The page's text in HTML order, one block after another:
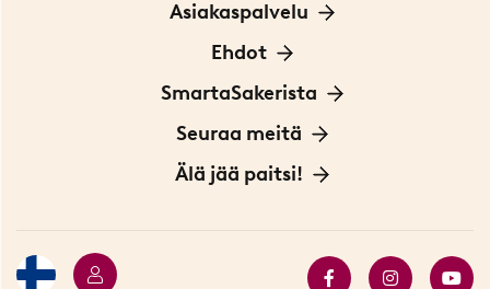
Asiakaspalvelu
Ota yhteyttä
Ehdot
Tietoa evästeistä
Yksityisyydensuoja
Sopimusehdot
SmartaSakerista
Meistä
Myymälä Tukholmassa
Seuraa meitä
Innovaattoriblogi
Älä jää paitsi!